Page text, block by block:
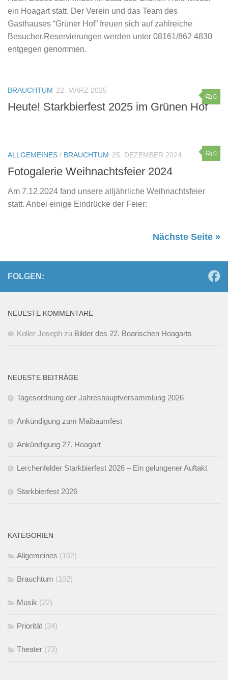
ein Hoagart statt. Der Verein und das Team des
Gasthauses “Grüner Hof” freuen sich auf zahlreiche
Besucher.Reservierungen werden unter 08161/862 4830
entgegen genommen.
0
BRAUCHTUM 22. MÄRZ 2025
Heute! Starkbierfest 2025 im Grünen Hof
0
ALLGEMEINES / BRAUCHTUM 25. DEZEMBER 2024
Fotogalerie Weihnachtsfeier 2024
Am 7.12.2024 fand unsere alljährliche Weihnachtsfeier
statt. Anbei einige Eindrücke der Feier:
Nächste Seite »
FOLGEN:
NEUESTE KOMMENTARE
Koller Joseph zu Bilder des 22. Boarischen Hoagarts
NEUESTE BEITRÄGE
Tagesordnung der Jahreshauptversammlung 2026
Ankündigung zum Maibaumfest
Ankündigung 27. Hoagart
Lerchenfelder Starkbierfest 2026 – Ein gelungener Auftakt
Starkbierfest 2026
KATEGORIEN
Allgemeines (102)
Brauchtum (102)
Musik (22)
Priorität (34)
Theater (73)